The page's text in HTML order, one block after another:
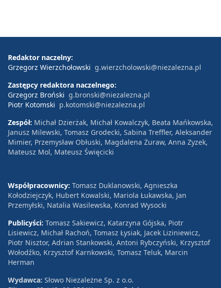
Redaktor naczelny:
Grzegorz Wierzchołowski g.wierzcholowski@niezalezna.pl
Zastępcy redaktora naczelnego:
Grzegorz Broński g.bronski@niezalezna.pl
Piotr Kotomski p.kotomski@niezalezna.pl
Zespół: Michał Dzierżak, Michał Kowalczyk, Beata Mańkowska,
Janusz Milewski, Tomasz Grodecki, Sabina Treffler, Aleksander
Mimier, Przemysław Obłuski, Magdalena Żuraw, Anna Zyzek,
Mateusz Mol, Mateusz Święcicki
Współpracownicy: Tomasz Duklanowski, Agnieszka
Kołodziejczyk, Hubert Kowalski, Mariola Łukawska, Jan
Przemyłski, Natalia Wasilewska, Konrad Wysocki
Publicyści: Tomasz Sakiewicz, Katarzyna Gójska, Piotr
Lisiewicz, Michał Rachoń, Tomasz Łysiak, Jacek Liziniewicz,
Piotr Nisztor, Adrian Stankowski, Antoni Rybczyński, Krzysztof
Wołodźko, Krzysztof Karnkowski, Tomasz Teluk, Marcin
Herman
Wydawca: Słowo Niezależne Sp. z o.o.